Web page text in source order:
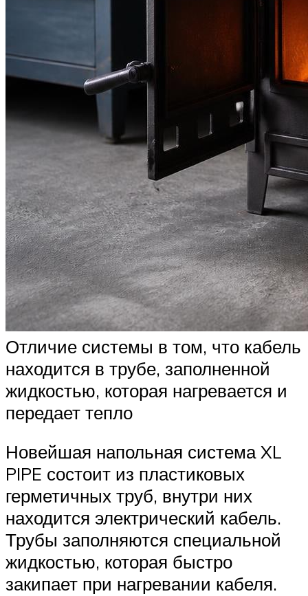
Отличие системы в том, что кабель
находится в трубе, заполненной
жидкостью, которая нагревается и
передает тепло
Новейшая напольная система XL
PIPE состоит из пластиковых
герметичных труб, внутри них
находится электрический кабель.
Трубы заполняются специальной
жидкостью, которая быстро
закипает при нагревании кабеля.